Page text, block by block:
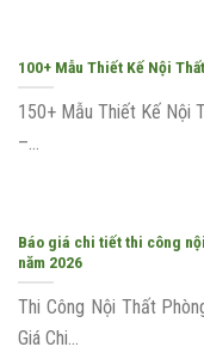
100+ Mẫu Thiết Kế Nội
150+ Mẫu Thiết Kế Nội
–...
Báo giá chi tiết thi công
năm 2026
Thi Công Nội Thất
Giá Chi...